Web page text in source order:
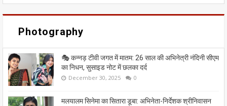
Photography
🎭 कन्नड़ टीवी जगत में मातम: 26 साल की अभिनेत्री नंदिनी सीएम
का निधन, सुसाइड नोट में छलका दर्द
December 30, 2025 0
मलयालम सिनेमा का सितारा डूबा: अभिनेता-निर्देशक श्रीनिवासन